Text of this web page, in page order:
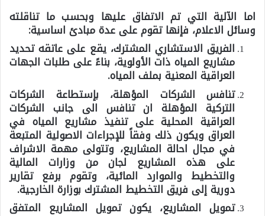
اما الآلية التي تم الاتفاق عليها وبحسب ما تناقلته
وسائل الاعلام، فإنها تقوم على عدة مبادئ اساسية:
الفريق الاستشاري المشترك، يقع على عاتقه تحديد
مشاريع المياه ذات الأولوية، بناءً على طلبات الجهات
العراقية المعنية بملف المياه.
تنافس الشركات المؤهلة، بإستطاعة الشركات
التركية المؤهلة ان تنافس الى جانب الشركات
العراقية المحلية على تنفيذ مشاريع المياه في
العراق ويكون ذلك وفقاً للإجراءات الاصولية المتبعة
في مجال احالة المشاريع، وتتولى مهمة الاشراف
على هذه المشاريع لجان من وزارات المالية
والتخطيط والموارد المائية، وتقوم برفع تقارير
دورية إلى فريق التخطيط المشترك بوزارة الخارجية.
تمويل المشاريع، يكون تمويل المشاريع المتفق